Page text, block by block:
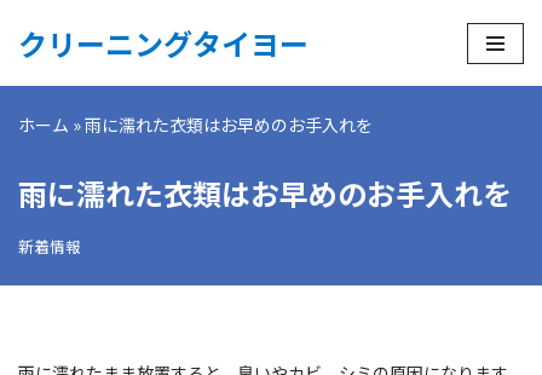
コ
テ
ツ
ス
クリーニングタイヨー
ホーム »雨に濡れた衣類はお早めのお手入れを
雨に濡れた衣類はお早めのお手入れを
新着情報